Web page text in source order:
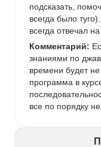
подсказать,
всегда было
всегда отвечал
Комментарий:
знаниями по
времени будет
программа в
все по порядку не